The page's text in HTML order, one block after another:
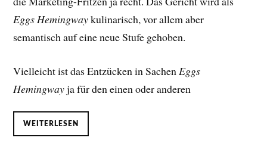
Eggs Hemingwaykulinarisch, vor allem aber
semantisch auf eine neue Stufe gehoben.
Vielleicht ist das Entzücken in Sachen Eggs
Hemingwayja für den einen oder anderen
WEITERLESEN